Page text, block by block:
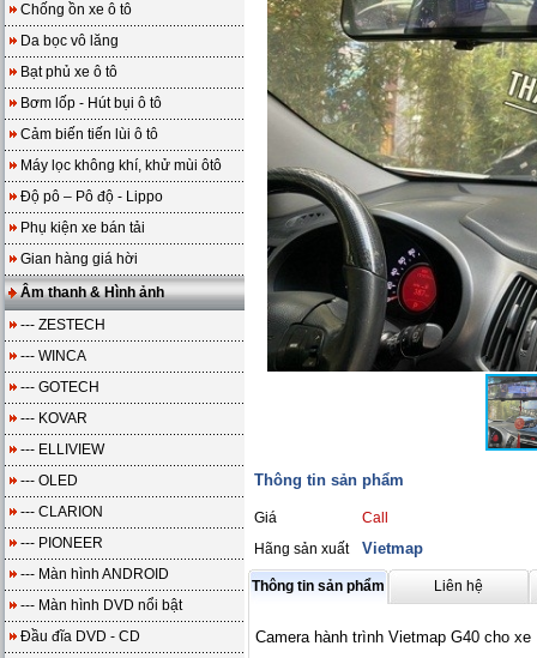
Chống ồn xe ô tô
Da bọc vô lăng
Bạt phủ xe ô tô
Bơm lốp - Hút bụi ô tô
Cảm biến tiến lùi ô tô
Máy lọc không khí, khử mùi ôtô
Độ pô – Pô độ - Lippo
Phụ kiện xe bán tải
Gian hàng giá hời
Âm thanh & Hình ảnh
--- ZESTECH
--- WINCA
--- GOTECH
--- KOVAR
--- ELLIVIEW
--- OLED
--- CLARION
--- PIONEER
--- Màn hình ANDROID
--- Màn hình DVD nổi bật
Đầu đĩa DVD - CD
Thông tin sản phẩm
Giá
Call
Hãng sản xuất
Vietmap
Thông tin sản phẩm Liên hệ
Camera hành trình Vietmap G40 cho xe